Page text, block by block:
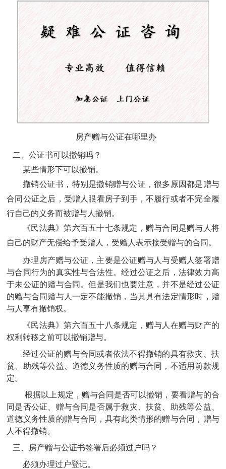
房产赠与公证在哪里办
二、公证书可以撤销吗？
某些情形下可以撤销。
撤销公证书，特别是撤销赠与公证，很多原因都是赠与
合同公证之后，受赠人眼看房子到手，不履行或者不完全履
行自己的义务而被赠与人撤销。
《民法典》第六百五十七条规定，赠与合同是赠与人将
自己的财产无偿给予受赠人，受赠人表示接受赠与的合同。
办理房产赠与公证，主要是公证赠与人与受赠人签署赠
与合同行为的真实性与合法性。经过公证之后，法律效力高
于未公证的赠与合同。但是我们也要注意，并不是经过公证
的赠与合同赠与人一定不能撤销，当其具有法定情形时，赠
与人享有撤销权。
《民法典》第六百五十八条规定， 赠与人在赠与财产的
权利转移之前可以撤销赠与。
经过公证的赠与合同或者依法不得撤销的具有救灾、扶
贫、助残等公益、道德义务性质的赠与合同，不适用前款规
定。
根据以上规定，赠与合同是否可以撤销，要看赠与的合
同是否公证、赠与合同是否属于救灾、扶贫、助残等公益、
道德义务性质的赠与合同，具有此类情形的赠与合同，赠与
人不得撤销。
三、
房产赠与公证书签署后必须过户吗？
必须办理过户登记。